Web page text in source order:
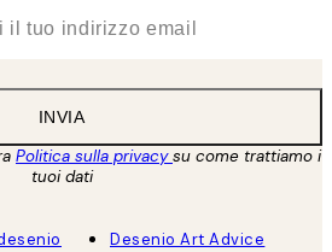
INVIA
Politica sulla privacysu come trattiamo i
tuoi dati
Desenio Art Advice